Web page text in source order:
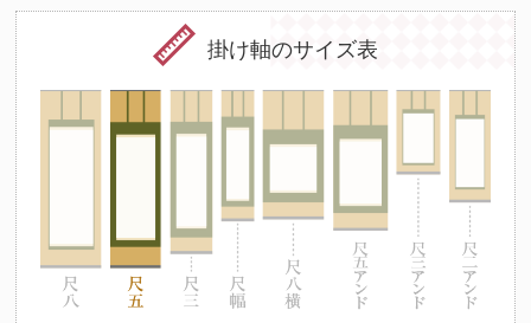
掛け軸のサイズ表